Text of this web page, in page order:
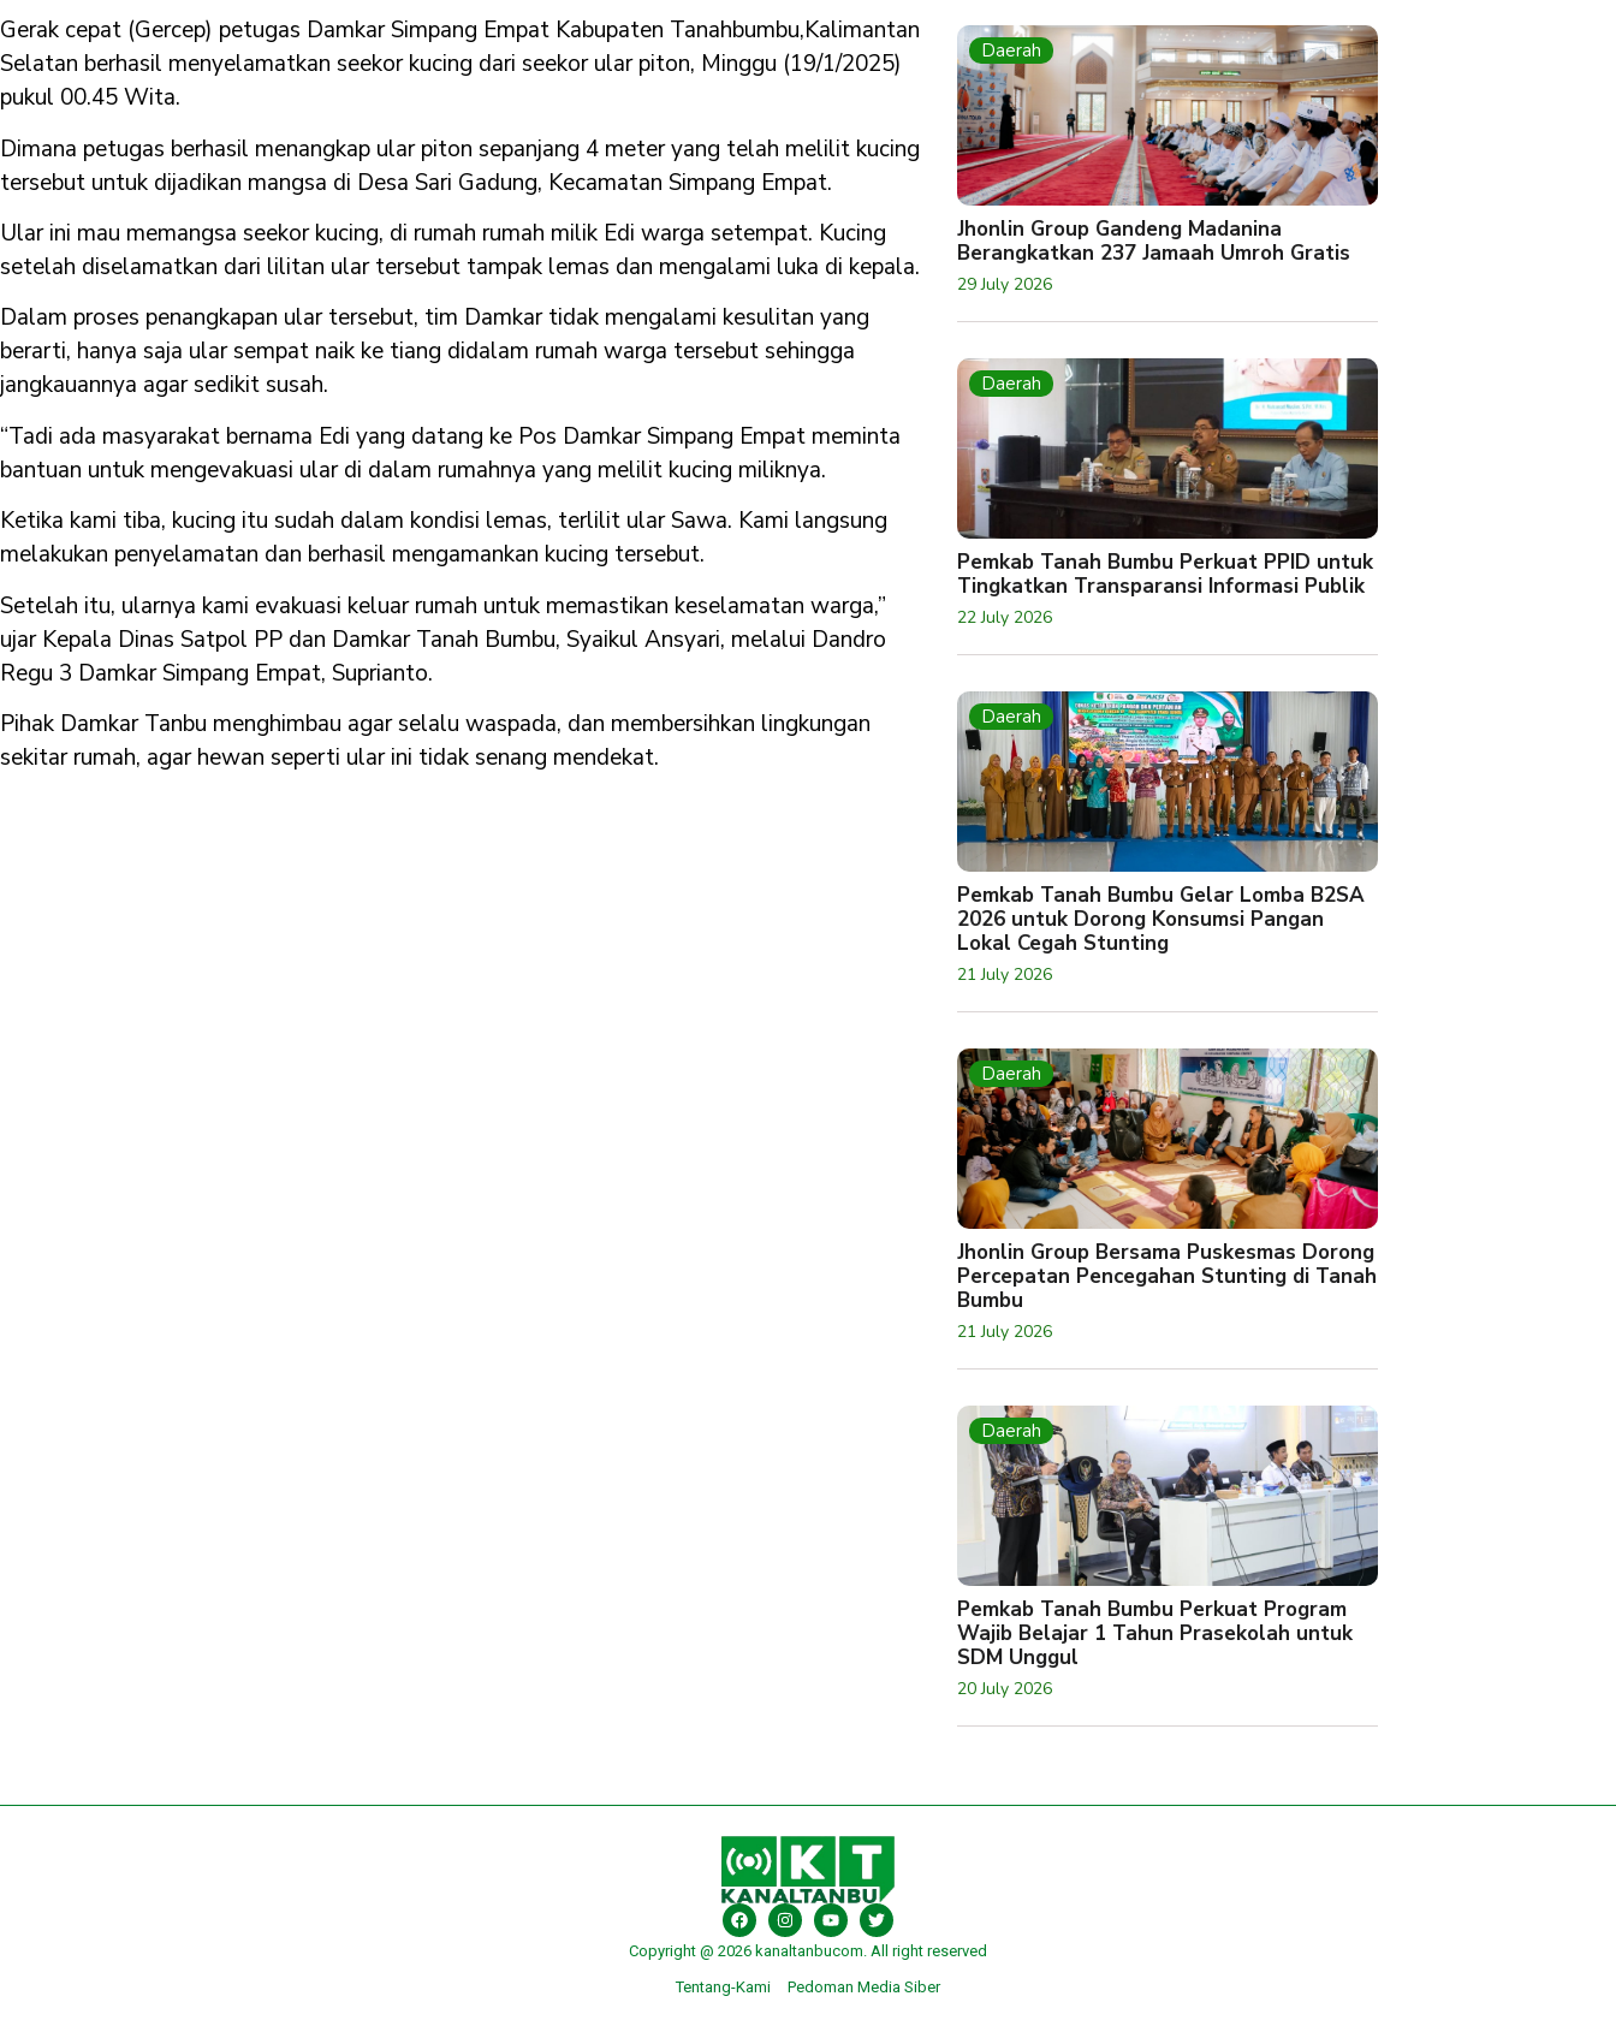
Gerak cepat (Gercep) petugas Damkar Simpang Empat Kabupaten Tanahbumbu,Kalimantan
Selatan berhasil menyelamatkan seekor kucing dari seekor ular piton, Minggu (19/1/2025)
pukul 00.45 Wita.
Dimana petugas berhasil menangkap ular piton sepanjang 4 meter yang telah melilit kucing
tersebut untuk dijadikan mangsa di Desa Sari Gadung, Kecamatan Simpang Empat.
Ular ini mau memangsa seekor kucing, di rumah rumah milik Edi warga setempat. Kucing
setelah diselamatkan dari lilitan ular tersebut tampak lemas dan mengalami luka di kepala.
Dalam proses penangkapan ular tersebut, tim Damkar tidak mengalami kesulitan yang
berarti, hanya saja ular sempat naik ke tiang didalam rumah warga tersebut sehingga
jangkauannya agar sedikit susah.
“Tadi ada masyarakat bernama Edi yang datang ke Pos Damkar Simpang Empat meminta
bantuan untuk mengevakuasi ular di dalam rumahnya yang melilit kucing miliknya.
Ketika kami tiba, kucing itu sudah dalam kondisi lemas, terlilit ular Sawa. Kami langsung
melakukan penyelamatan dan berhasil mengamankan kucing tersebut.
Setelah itu, ularnya kami evakuasi keluar rumah untuk memastikan keselamatan warga,”
ujar Kepala Dinas Satpol PP dan Damkar Tanah Bumbu, Syaikul Ansyari, melalui Dandro
Regu 3 Damkar Simpang Empat, Suprianto.
Pihak Damkar Tanbu menghimbau agar selalu waspada, dan membersihkan lingkungan
sekitar rumah, agar hewan seperti ular ini tidak senang mendekat.
Daerah
Jhonlin Group Gandeng Madanina
Berangkatkan 237 Jamaah Umroh Gratis
29 July 2026
Daerah
Pemkab Tanah Bumbu Perkuat PPID untuk
Tingkatkan Transparansi Informasi Publik
22 July 2026
Daerah
Pemkab Tanah Bumbu Gelar Lomba B2SA
2026 untuk Dorong Konsumsi Pangan
Lokal Cegah Stunting
21 July 2026
Daerah
Jhonlin Group Bersama Puskesmas Dorong
Percepatan Pencegahan Stunting di Tanah
Bumbu
21 July 2026
Daerah
Pemkab Tanah Bumbu Perkuat Program
Wajib Belajar 1 Tahun Prasekolah untuk
SDM Unggul
20 July 2026
Copyright @ 2026 kanaltanbucom. All right reserved
Tentang-Kami
Pedoman Media Siber